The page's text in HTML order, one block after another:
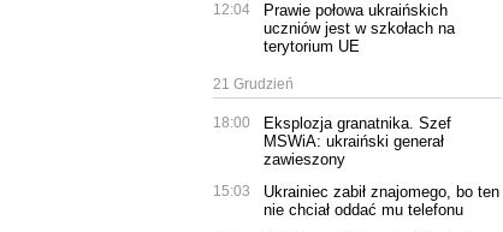
12:04
Prawie połowa ukraińskich
uczniów jest w szkołach na
terytorium UE
21 Grudzień
18:00
Eksplozja granatnika. Szef
MSWiA: ukraiński generał
zawieszony
15:03
Ukrainiec zabił znajomego, bo ten
nie chciał oddać mu telefonu